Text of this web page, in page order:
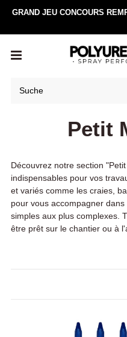
GRAND JEU CONCOURS
Petit
Découvrez notre section
indispensables pour vos
et variés comme les craies,
pour vous accompagner
simples aux plus complexes.
être prêt sur le chantier ou à